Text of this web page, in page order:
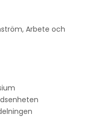
Arbete och